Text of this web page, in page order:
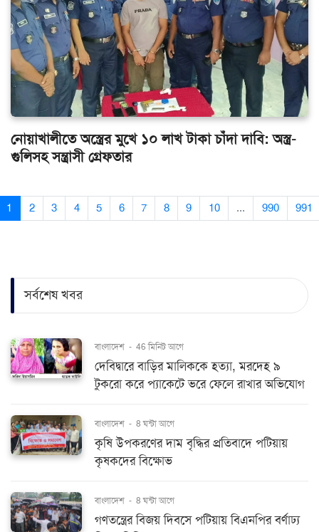
নোয়াখালীতে অস্ত্রের মুখে ১০ লাখ টাকা চাঁদা দাবি: অস্ত্র-
গুলিসহ সন্ত্রাসী গ্রেফতার
1 2 3 4 5 6 7 8 9 10 ... 990 991
সর্বশেষ খবর
বাংলাদেশ - 46 মিনিট আগে
দেবিদ্বারে বাড়ির মালিককে হত্যা, মরদেহ ৯
টুকরো করে প্যাকেটে ভরে ফেলে রাখার অভিযোগ
বাংলাদেশ - 8 ঘন্টা আগে
কৃষি উপকরণের দাম বৃদ্ধির প্রতিবাদে পটিয়ায়
কৃষকদের বিক্ষোভ
বাংলাদেশ - 8 ঘন্টা আগে
গণতন্ত্রের বিজয় দিবসে পটিয়ায় বিএনপির বর্ণাঢ্য